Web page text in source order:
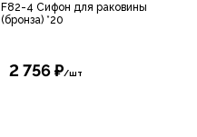
F82-4 Сифон для раковины
(бронза) *20
2 756 ₽/шт